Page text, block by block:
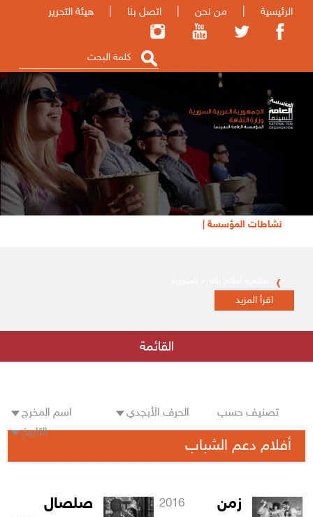
الرئيسية | من نحن | اتصل بنا | هيئة التحرير
نشاطات المؤسسة |
إعلان للكتّاب والمهتمين بتقديم نصوص للإنتاج السينمائي
بيان من جهاد عبده - مدير المؤسسة العامة للسينما
الهوى والشباب و الأمل المنشود
فيلم أيام الرصاص في عرض خاص في دمشق
إطلاق مسابقة الفيلم الروائي الطويل الأول لمخرجه
اقرأ المزيد
القائمة
تصنيف حسب اسم المخرج
الحرف الأبجدي
التاريخ
أفلام دعم الشباب
زمن صلصال